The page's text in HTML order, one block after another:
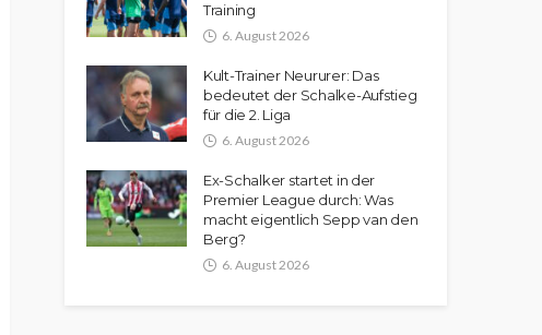
Training
6. August 2026
Kult-Trainer Neururer: Das
bedeutet der Schalke-Aufstieg
für die 2. Liga
6. August 2026
Ex-Schalker startet in der
Premier League durch: Was
macht eigentlich Sepp van den
Berg?
6. August 2026